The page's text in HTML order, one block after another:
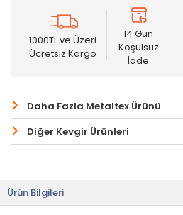
1000TL ve Üzeri
Ücretsiz Kargo
14 Gün
Koşulsuz
İade
Daha Fazla Metaltex Ürünü
Diğer Kevgir Ürünleri
Ürün Bilgileri